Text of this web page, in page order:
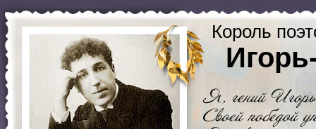
Король